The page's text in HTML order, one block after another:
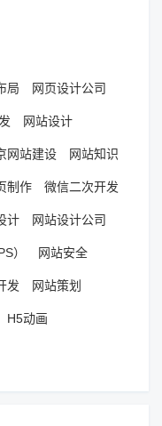
局 网页设计公司
网站设计
网站建设 网站知识
制作 微信二次开发
计 网站设计公司
） 网站安全
发 网站策划
H5动画